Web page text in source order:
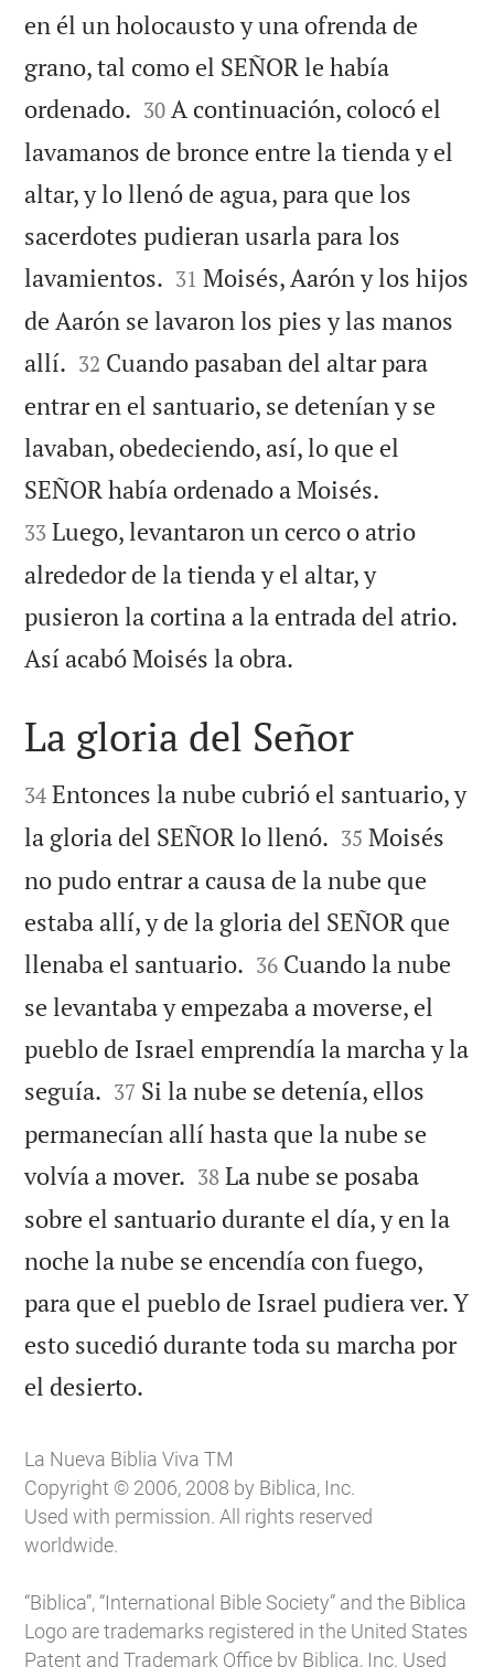
en él un holocausto y una ofrenda de
grano, tal como el SEÑOR le había
ordenado. 

30 A continuación, colocó el
lavamanos de bronce entre la tienda y el
altar, y lo llenó de agua, para que los
sacerdotes pudieran usarla para los
lavamientos. 

31 Moisés, Aarón y los hijos
de Aarón se lavaron los pies y las manos
allí. 

32 Cuando pasaban del altar para
entrar en el santuario, se detenían y se
lavaban, obedeciendo, así, lo que el
SEÑOR había ordenado a Moisés.
33 Luego, levantaron un cerco o atrio
alrededor de la tienda y el altar, y
pusieron la cortina a la entrada del atrio.
Así acabó Moisés la obra.

La gloria del Señor

34 Entonces la nube cubrió el santuario, y
la gloria del SEÑOR lo llenó. 

35 Moisés
no pudo entrar a causa de la nube que
estaba allí, y de la gloria del SEÑOR que
llenaba el santuario. 

36 Cuando la nube
se levantaba y empezaba a moverse, el
pueblo de Israel emprendía la marcha y la
seguía. 

37 Si la nube se detenía, ellos
permanecían allí hasta que la nube se
volvía a mover. 

38 La nube se posaba
sobre el santuario durante el día, y en la
noche la nube se encendía con fuego,
para que el pueblo de Israel pudiera ver. Y
esto sucedió durante toda su marcha por
el desierto.
La Nueva Biblia Viva TM
Copyright © 2006, 2008 by Biblica, Inc.
Used with permission. All rights reserved
worldwide.
“Biblica”, “International Bible Society” and the Biblica
Logo are trademarks registered in the United States
Patent and Trademark Office by Biblica, Inc. Used